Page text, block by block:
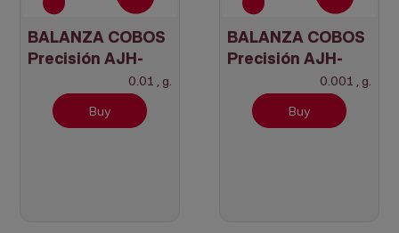
BALANZA COBOS
Precisión AJH-
Verificada
0.01 , g.
Buy
BALANZA COBOS
Precisión AJH-
Verificada
0.001 , g.
Buy